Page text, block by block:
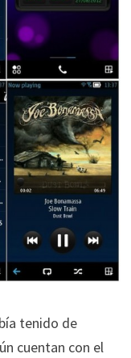
tenido de
cuentan con el